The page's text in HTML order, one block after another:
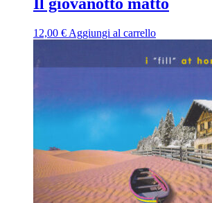
12,00 € Aggiungi al carrello